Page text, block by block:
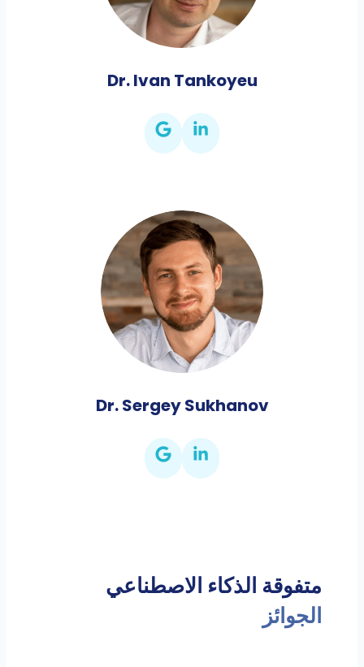
Dr. Ivan Tankoyeu
Dr. Sergey Sukhanov
متفوقة الذكاء الاصطناعي
الجوائز